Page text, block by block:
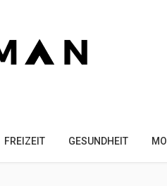
FREIZEIT GESUNDHEIT